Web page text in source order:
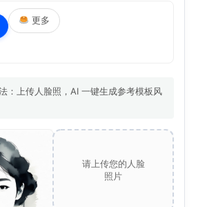
更多
：上传人脸照，AI 一键生成参考模板风
请上传您的人脸
照片